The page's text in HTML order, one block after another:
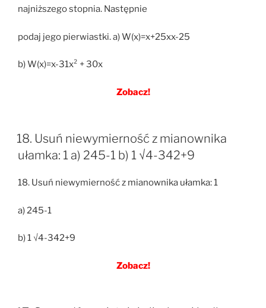
najniższego stopnia. Następnie
podaj jego pierwiastki. a) W(x)=x+25xx-25
b) W(x)=x-31x² + 30x
Zobacz!
18. Usuń niewymierność z mianownika
ułamka: 1 a) 245-1 b) 1 √4-342+9
18. Usuń niewymierność z mianownika ułamka: 1
a) 245-1
b) 1 √4-342+9
Zobacz!